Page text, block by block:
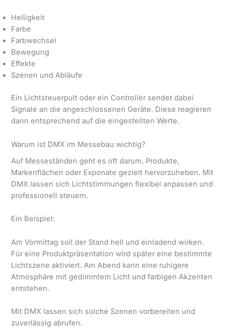
Helligkeit
Farbe
Farbwechsel
Bewegung
Effekte
Szenen und Abläufe
Ein Lichtsteuerpult oder ein Controller sendet dabei
Signale an die angeschlossenen Geräte. Diese reagieren
dann entsprechend auf die eingestellten Werte.
Warum ist DMX im Messebau wichtig?
Auf Messeständen geht es oft darum, Produkte,
Markenflächen oder Exponate gezielt hervorzuheben. Mit
DMX lassen sich Lichtstimmungen flexibel anpassen und
professionell steuern.
Ein Beispiel:
Am Vormittag soll der Stand hell und einladend wirken.
Für eine Produktpräsentation wird später eine bestimmte
Lichtszene aktiviert. Am Abend kann eine ruhigere
Atmosphäre mit gedimmtem Licht und farbigen Akzenten
entstehen.
Mit DMX lassen sich solche Szenen vorbereiten und
zuverlässig abrufen.